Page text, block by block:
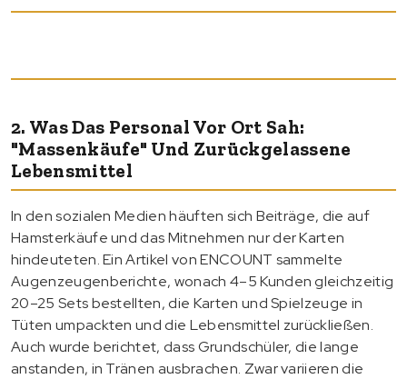
2. Was Das Personal Vor Ort Sah:
"Massenkäufe" Und Zurückgelassene
Lebensmittel
In den sozialen Medien häuften sich Beiträge, die auf
Hamsterkäufe und das Mitnehmen nur der Karten
hindeuteten. Ein Artikel von ENCOUNT sammelte
Augenzeugenberichte, wonach 4–5 Kunden gleichzeitig
20–25 Sets bestellten, die Karten und Spielzeuge in
Tüten umpackten und die Lebensmittel zurückließen.
Auch wurde berichtet, dass Grundschüler, die lange
anstanden, in Tränen ausbrachen. Zwar variieren die